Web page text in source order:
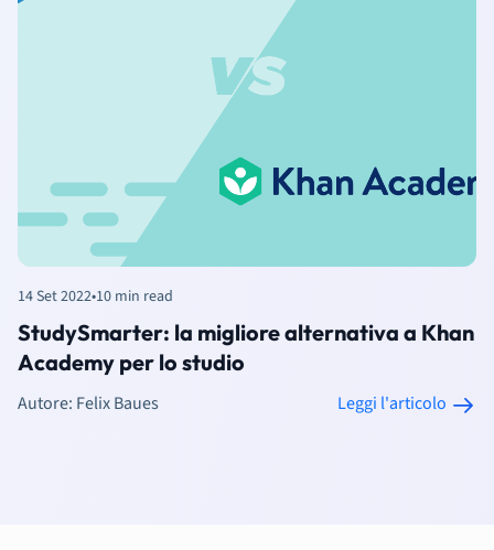
14 Set 2022•10 min read
StudySmarter: la migliore alternativa a Khan
Academy per lo studio
Autore: Felix Baues Leggi l'articolo